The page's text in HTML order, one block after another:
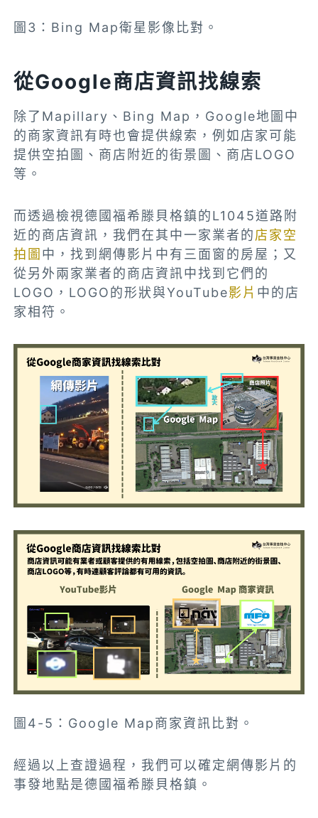
圖3：Bing Map衛星影像比對。
從Google商店資訊找線索
除了Mapillary、Bing Map，Google地圖中
的商家資訊有時也會提供線索，例如店家可能
提供空拍圖、商店附近的街景圖、商店LOGO
等。
而透過檢視德國福希滕貝格鎮的L1045道路附
近的商店資訊，我們在其中一家業者的店家空
拍圖 中，找到網傳影片中有三面窗的房屋 ；又
從另外兩家業者的商店資訊中找到它們的
LOGO，LOGO的形狀與YouTube影片 中的店
家相符。
圖4-5：Google Map商家資訊比對。
經過以上查證過程，我們可以確定網傳影片的
事發地點是德國福希滕貝格鎮。